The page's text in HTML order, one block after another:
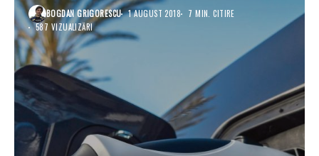
BOGDAN GRIGORESCU 1 AUGUST 2018
7 MIN. CITIRE
587 VIZUALIZĂRI